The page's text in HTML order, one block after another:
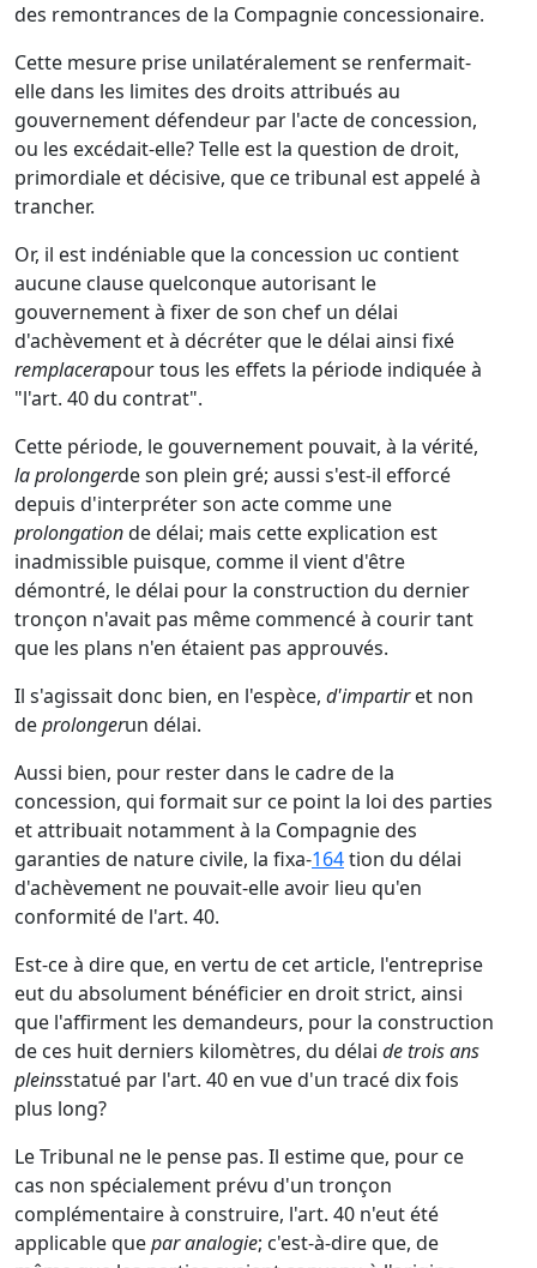
des remontrances de la Compagnie concessionaire.
Cette mesure prise unilatéralement se renfermait-
elle dans les limites des droits attribués au
gouvernement défendeur par l'acte de concession,
ou les excédait-elle? Telle est la question de droit,
primordiale et décisive, que ce tribunal est appelé à
trancher.
Or, il est indéniable que la concession uc contient
aucune clause quelconque autorisant le
gouvernement à fixer de son chef un délai
d'achèvement et à décréter que le délai ainsi fixé
remplacerapour tous les effets la période indiquée à
"l'art. 40 du contrat".
Cette période, le gouvernement pouvait, à la vérité,
la prolongerde son plein gré; aussi s'est-il efforcé
depuis d'interpréter son acte comme une
prolongationde délai; mais cette explication est
inadmissible puisque, comme il vient d'être
démontré, le délai pour la construction du dernier
tronçon n'avait pas même commencé à courir tant
que les plans n'en étaient pas approuvés.
Il s'agissait donc bien, en l'espèce, d'impartiret non
deprolongerun délai.
Aussi bien, pour rester dans le cadre de la
concession, qui formait sur ce point la loi des parties
et attribuait notamment à la Compagnie des
garanties de nature civile, la fixa-164tion du délai
d'achèvement ne pouvait-elle avoir lieu qu'en
conformité de l'art. 40.
Est-ce à dire que, en vertu de cet article, l'entreprise
eut du absolument bénéficier en droit strict, ainsi
que l'affirment les demandeurs, pour la construction
de ces huit derniers kilomètres, du délai de trois ans
pleinsstatué par l'art. 40 en vue d'un tracé dix fois
plus long?
Le Tribunal ne le pense pas. Il estime que, pour ce
cas non spécialement prévu d'un tronçon
complémentaire à construire, l'art. 40 n'eut été
applicable quepar analogie; c'est-à-dire que, de